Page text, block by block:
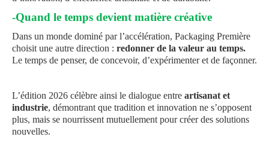
-Quand le temps devient matière créative
Dans un monde dominé par l’accélération, Packaging Première
choisit une autre direction : redonner de la valeur au temps.
Le temps de penser, de concevoir, d’expérimenter et de façonner.
L’édition 2026 célèbre ainsi le dialogue entre artisanat et
industrie, démontrant que tradition et innovation ne s’opposent
plus, mais se nourrissent mutuellement pour créer des solutions
nouvelles.